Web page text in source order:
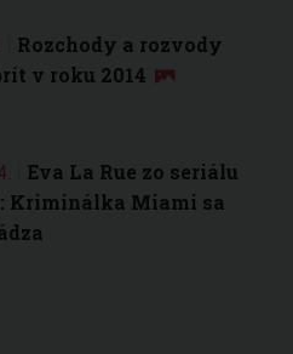
Rozchody a rozvody
v roku 2014
Eva La Rue zo seriálu
Kriminálka Miami sa